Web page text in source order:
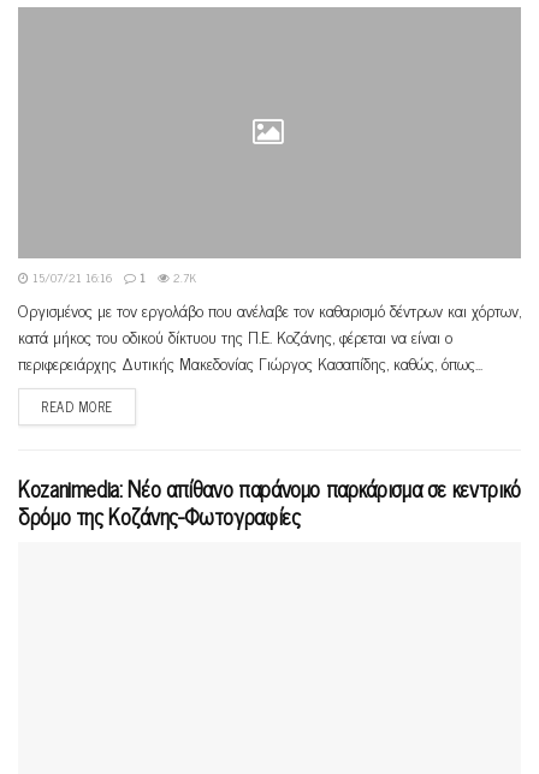
15/07/21 16:16 1 2.7K
Οργισμένος με τον εργολάβο που ανέλαβε τον καθαρισμό δέντρων και χόρτων,
κατά μήκος του οδικού δίκτυου της Π.Ε. Κοζάνης, φέρεται να είναι ο
περιφερειάρχης Δυτικής Μακεδονίας Γιώργος Κασαπίδης, καθώς, όπως...
READ MORE
Kozanimedia: Νέο απίθανο παράνομο παρκάρισμα σε κεντρικό
δρόμο της Κοζάνης-Φωτογραφίες